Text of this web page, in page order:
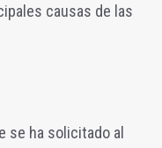
causas de las
se ha solicitado al